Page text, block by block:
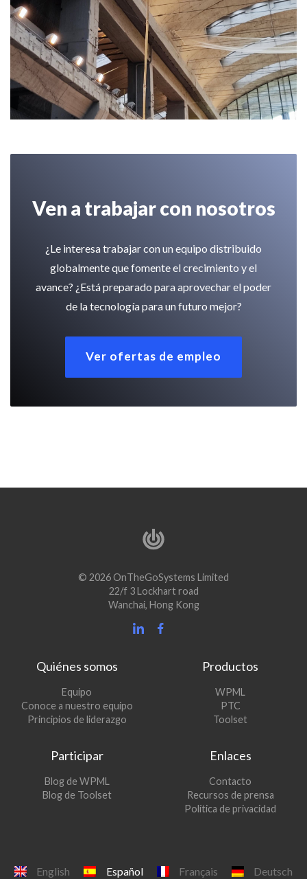
Ven a trabajar con nosotros
¿Le interesa trabajar con un equipo distribuido
globalmente que fomente el crecimiento y el
avance? ¿Está preparado para aprovechar el poder
de la tecnología para un futuro mejor?
Ver ofertas de empleo
© 2026 OnTheGoSystems Limited
22/f 3 Lockhart road
Wanchai, Hong Kong
Quiénes somos
Equipo
Conoce a nuestro equipo
Principios de liderazgo
Productos
WPML
en
ventana)
PTC(se
abre
nueva
Toolset(se
una
ventana)
Participar
Blog de WPML
abre
Blog de Toolset(se
Enlaces
Contacto
Recursos de prensa
Política de privacidad
English Español Français Deutsch